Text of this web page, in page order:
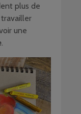
plus de
une
.